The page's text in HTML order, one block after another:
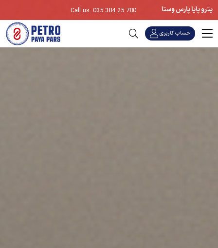
پترو پایا پارس وستا
حساب کاربری
Call us: 035 384 25 780